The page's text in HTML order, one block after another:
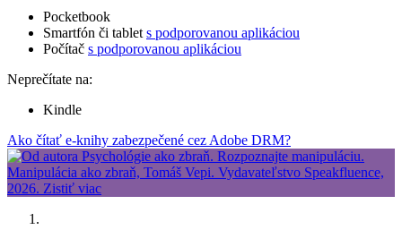
Pocketbook
Smartfón či tablet s podporovanou aplikáciou
Počítač s podporovanou aplikáciou
Neprečítate na:
Kindle
Ako čítať e-knihy zabezpečené cez Adobe DRM?